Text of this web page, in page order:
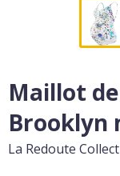
Maillot
Brooklyn
La Redoute